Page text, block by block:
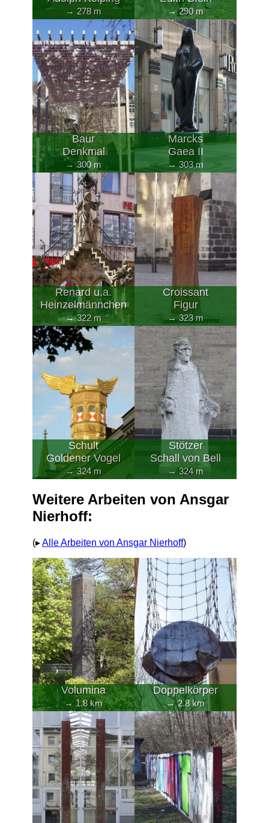
→ 278 m → 290 m
Baur
Denkmal
→ 300 m
Marcks
Gaea II
→ 303 m
Renard u.a.
Heinzelmännchen
→ 322 m
Croissant
Figur
→ 323 m
Schult
Goldener Vogel
→ 324 m
Stötzer
Schall von Bell
→ 324 m
Weitere Arbeiten von Ansgar
Nierhoff:
(▸Alle Arbeiten von Ansgar Nierhoff)
Volumina
→ 1.8 km
Doppelkörper
→ 2.8 km